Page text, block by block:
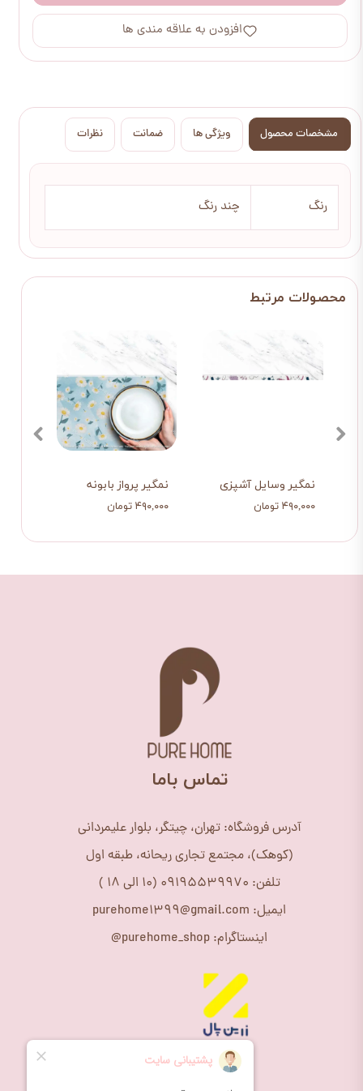
افزودن به علاقه مندی ها
مشخصات محصول ویژگی ها ضمانت نظرات
رنگ چند رنگ
نمگیر پرواز بابونه
۴۹۰,۰۰۰ تومان
نمگیر وسایل آشپزی
۴۹۰,۰۰۰ تومان
​تماس باما
آدرس فروشگاه: تهران، چیتگر، بلوار علیمردانی
(کوهک)، مجتمع تجاری ریحانه، طبقه اول
تلفن: 09195539970 (10 الی 18 )
ایمیل: purehome1399@gmail.com
اینستاگرام: purehome_shop@